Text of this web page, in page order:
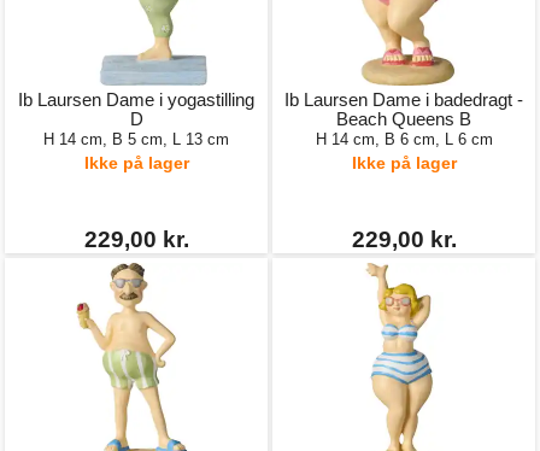
Ib Laursen Dame i yogastilling
D
H 14 cm, B 5 cm, L 13 cm
Ikke på lager
229,00 kr.
Ib Laursen Dame i badedragt -
Beach Queens B
H 14 cm, B 6 cm, L 6 cm
Ikke på lager
229,00 kr.